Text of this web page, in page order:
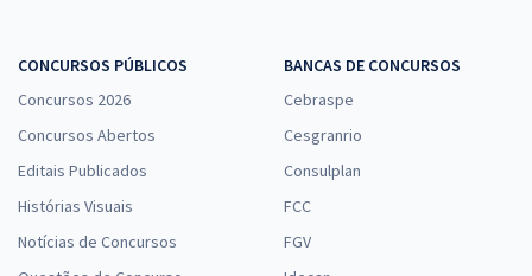
CONCURSOS PÚBLICOS
Concursos 2026
Concursos Abertos
Editais Publicados
Histórias Visuais
Notícias de Concursos
BANCAS DE CONCURSOS
Cebraspe
Cesgranrio
Consulplan
FCC
FGV